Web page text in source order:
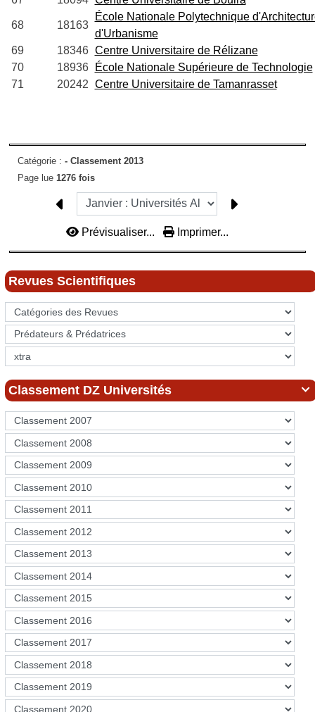
Revues Scientifiques

Classement DZ Universités
68 18163
École Nationale Polytechnique
d'Urbanisme
69
18346 Centre Universitaire de Rélizane
70
18936
École Nationale Supérieure de Technologie
71
20242 Centre Universitaire de Tamanrasset
Catégorie : - Classement 2013
Page lue 1276 fois
Prévisualiser... Imprimer...